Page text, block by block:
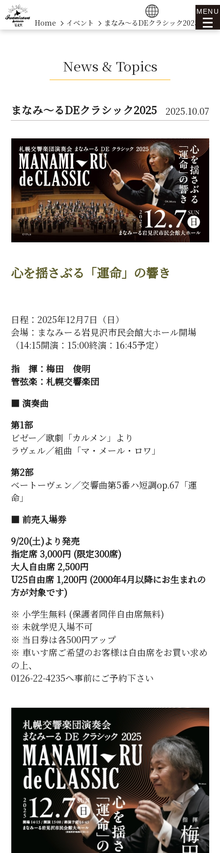
MENU
Home イベント まなみ～るDEクラシック2025
News & Topics
2025.10.07
まなみ～るDEクラシック2025
心を揺さぶる「運命」の響き
日程：2025年12月7日（日）
会場：まなみーる岩見沢市民会館大ホール開場
（14:15開演：15:00終演：16:45予定）
指 揮：梅田 俊明
管弦楽：札幌交響楽団
■ 演奏曲
第1部
ビゼー／歌劇「カルメン」より
ラヴェル／組曲「マ・メール・ロワ」
第2部
ベートーヴェン／交響曲第5番ハ短調op.67「運
命」
■ 前売入場券
9/20(土)より発売
指定席 3,000円 (限定300席)
大人自由席 2,500円
U25自由席 1,200円 (2000年4月以降にお生まれの
方が対象です)
※ 小学生無料 (保護者同伴自由席無料)
※ 未就学児入場不可
※ 当日券は各500円アップ
※ 車いす席ご希望のお客様は自由席をお買い求め
の上、
0126-22-4235へ事前にご予約下さい